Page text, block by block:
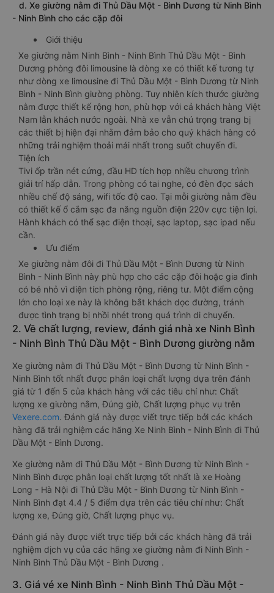
d. Xe giường nằm đi Thủ Dầu Một - Bình Dương từ Ninh Bình
- Ninh Bình cho các cặp đôi
Giới thiệu
Xe giường nằm Ninh Bình - Ninh Bình Thủ Dầu Một - Bình
Dương phòng đôi limousine là dòng xe có thiết kế tương tự
như dòng xe limousine đi Thủ Dầu Một - Bình Dương từ Ninh
Bình - Ninh Bình giường phòng. Tuy nhiên kích thước giường
nằm được thiết kế rộng hơn, phù hợp với cả khách hàng Việt
Nam lẫn khách nước ngoài. Nhà xe vẫn chú trọng trang bị
các thiết bị hiện đại nhằm đảm bảo cho quý khách hàng có
những trải nghiệm thoải mái nhất trong suốt chuyến đi.
Tiện ích
Tivi ốp trần nét cứng, đầu HD tích hợp nhiều chương trình
giải trí hấp dẫn. Trong phòng có tai nghe, có đèn đọc sách
nhiều chế độ sáng, wifi tốc độ cao. Tại mỗi giường nằm đều
có thiết kế ổ cắm sạc đa năng nguồn điện 220v cực tiện lợi.
Hành khách có thể sạc điện thoại, sạc laptop, sạc ipad nếu
cần.
Ưu điểm
Xe giường nằm đôi đi Thủ Dầu Một - Bình Dương từ Ninh
Bình - Ninh Bình này phù hợp cho các cặp đôi hoặc gia đình
có bé nhỏ vì diện tích phòng rộng, riêng tư. Một điểm cộng
lớn cho loại xe này là không bắt khách dọc đường, tránh
được tình trạng bị nhồi nhét trong quá trình di chuyển.
2. Về chất lượng, review, đánh giá nhà xe Ninh Bình
- Ninh Bình Thủ Dầu Một - Bình Dương giường nằm
Xe giường nằm đi Thủ Dầu Một - Bình Dương từ Ninh Bình -
Ninh Bình tốt nhất được phân loại chất lượng dựa trên đánh
giá từ 1 đến 5 của khách hàng với các tiêu chí như: Chất
lượng xe giường nằm, Đúng giờ, Chất lượng phục vụ trên
Vexere.com. Đánh giá này được viết trực tiếp bởi các khách
hàng đã trải nghiệm các hãng Xe Ninh Bình - Ninh Bình đi Thủ
Dầu Một - Bình Dương.
Xe giường nằm đi Thủ Dầu Một - Bình Dương từ Ninh Bình -
Ninh Bình được phân loại chất lượng tốt nhất là xe Hoàng
Long - Hà Nội đi Thủ Dầu Một - Bình Dương từ Ninh Bình -
Ninh Bình đạt 4.4 / 5 điểm dựa trên các tiêu chí như: Chất
lượng xe, Đúng giờ, Chất lượng phục vụ.
Đánh giá này được viết trực tiếp bởi các khách hàng đã trải
nghiệm dịch vụ của các hãng xe giường nằm đi Ninh Bình -
Ninh Bình Thủ Dầu Một - Bình Dương .
3. Giá vé xe Ninh Bình - Ninh Bình Thủ Dầu Một -